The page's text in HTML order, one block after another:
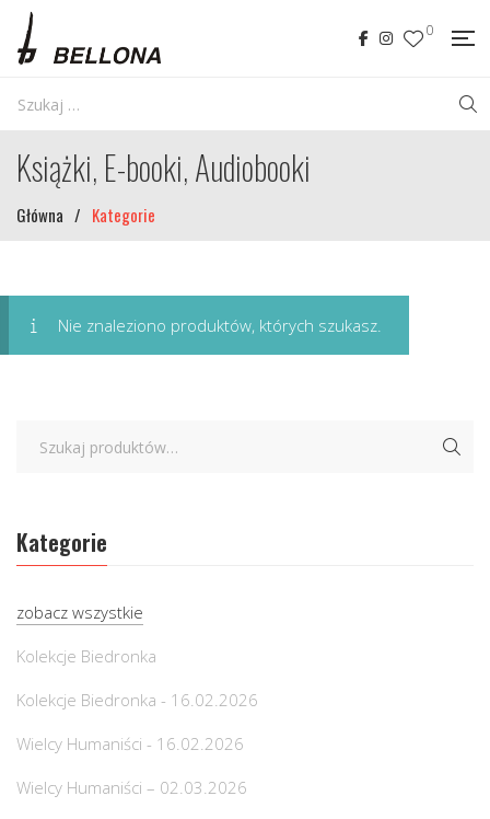
0
Książki, E-booki, Audiobooki
Główna / Kategorie
Nie znaleziono produktów, których szukasz.
Kategorie
zobacz wszystkie
Kolekcje Biedronka
Kolekcje Biedronka - 16.02.2026
Wielcy Humaniści - 16.02.2026
Wielcy Humaniści – 02.03.2026